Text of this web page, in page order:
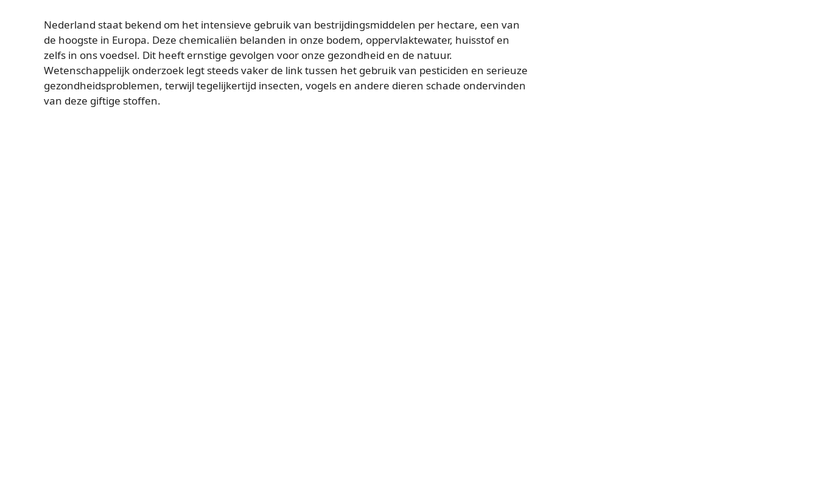
Nederland staat bekend om het intensieve gebruik van bestrijdingsmiddelen per hectare, een van
de hoogste in Europa. Deze chemicaliën belanden in onze bodem, oppervlaktewater, huisstof en
zelfs in ons voedsel. Dit heeft ernstige gevolgen voor onze gezondheid en de natuur.
Wetenschappelijk onderzoek legt steeds vaker de link tussen het gebruik van pesticiden en serieuze
gezondheidsproblemen, terwijl tegelijkertijd insecten, vogels en andere dieren schade ondervinden
van deze giftige stoffen.